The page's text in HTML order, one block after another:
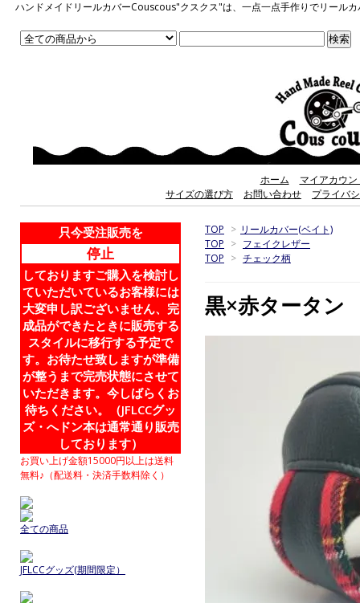
ハンドメイドリールカバーCouscous"クスクス"は、一点一点手作りでリール
ホーム
マイアカウン
サイズの選び方
お問い合わせ プライバ
TOP > リールカバー(ベイト)
TOP > フェイクレザー
TOP > チェック柄
黒×赤タータン
只今受注販売を
停止
しておりますご購入を検討し
ていただいているお客様には
大変申し訳ございません、完
成品ができたときに販売する
スタイルに移行する予定で
す。お待たせ致しますが準備
が整うまで完売状態にさせて
いただきます。今しばらくお
待ちください。（JFLCCグッ
ズ・へドン本は通常通り販売
しております）
お買い上げ金額15000円以上は送料
無料♪（配送料・決済手数料除く）
全ての商品
JFLCCグッズ(期間限定）